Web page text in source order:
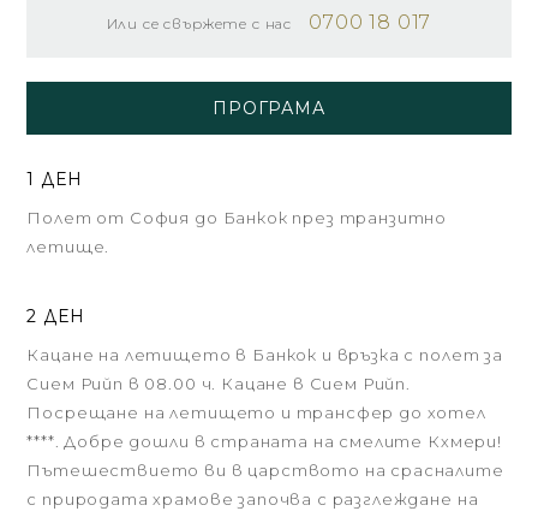
Или се свържете с нас 0700 18 017
ПРОГРАМА
1 ДЕН
Полет от София до Банкок през транзитно
летище.
2 ДЕН
Кацане на летището в Банкок и връзка с полет за
Сием Рийп в 08.00 ч. Кацане в Сием Рийп.
Посрещане на летището и трансфер до хотел
****. Добре дошли в страната на смелите Кхмери!
Пътешествието ви в царството на срасналите
с природата храмове започва с разглеждане на